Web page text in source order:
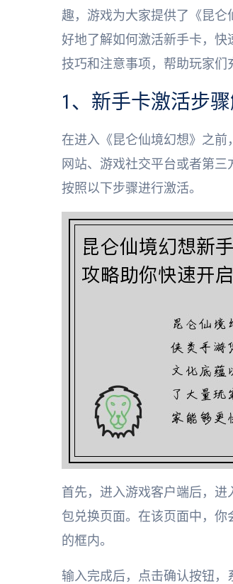
趣，游戏为大家提供了《昆
好地了解如何激活新手卡，
技巧和注意事项，帮助玩家们
1、新手卡激活步
在进入《昆仑仙境幻想》之
网站、游戏社交平台或者第
按照以下步骤进行激活。
首先，进入游戏客户端后，进
包兑换页面。在该页面中，你
的框内。
输入完成后，点击确认按钮